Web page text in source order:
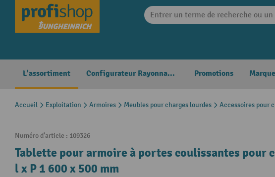
Skip to main navigation
L'assortiment Configurateur Rayonnages Promotions
Accueil Exploitation Armoires Meubles pour charges lourdes Accessoires pour
Numéro d'article : 109326
Tablette pour armoire à portes coulissantes pour
l x P 1 600 x 500 mm